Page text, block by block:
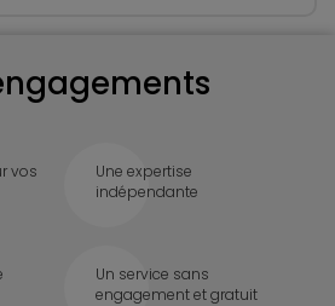
vos
Une expertise
indépendante
Un service sans
engagement et gratuit